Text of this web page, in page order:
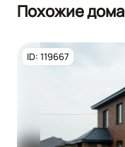
Похожие дома
ID: 119667